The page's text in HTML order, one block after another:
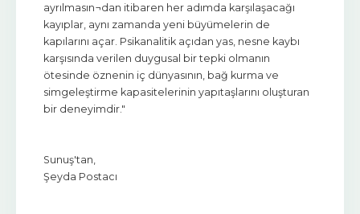
ayrılmasın¬dan itibaren her adımda karşılaşacağı
kayıplar, aynı zamanda yeni büyümelerin de
kapılarını açar. Psikanalitik açıdan yas, nesne kaybı
karşısında verilen duygusal bir tepki olmanın
ötesinde öznenin iç dünyasının, bağ kurma ve
simgeleştirme kapasitelerinin yapıtaşlarını oluşturan
bir deneyimdir."
Sunuş'tan,
Şeyda Postacı